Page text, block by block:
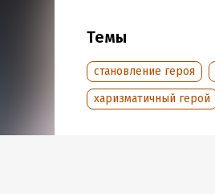
Темы
становление героя
харизматичный герой